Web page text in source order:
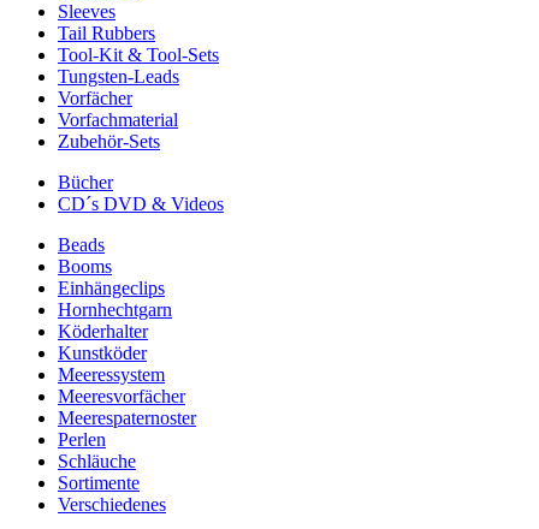
Sleeves
Tail Rubbers
Tool-Kit & Tool-Sets
Tungsten-Leads
Vorfächer
Vorfachmaterial
Zubehör-Sets
Bücher
CD´s DVD & Videos
Beads
Booms
Einhängeclips
Hornhechtgarn
Köderhalter
Kunstköder
Meeressystem
Meeresvorfächer
Meerespaternoster
Perlen
Schläuche
Sortimente
Verschiedenes